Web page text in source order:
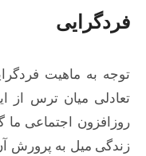
فردگرایی
توجه به ماهیت
تعادلی میان ترس از
روزافزون اجتماعی ما
زندگی میل به پرورش